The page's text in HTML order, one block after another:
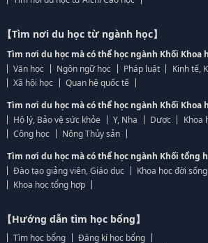
【Tìm nơi du học từ ngành học】
Tìm nơi du học mà có thể học ngành Khối Khoa
Văn học
Ngôn ngữ học Pháp luật
Kinh tế,
Xã hội học
Quan hệ quốc tế
Tìm nơi du học mà có thể học ngành Khối Khoa
Hộ lý, Bảo vệ sức khỏe
Y, Nha Dược
Khoa
Công học
Nông Thủy sản
Tìm nơi du học mà có thể học ngành Khối tổng
Đào tạo giảng viên, Giáo dục
Khoa học đời sống
Khoa học tổng hợp
【Hướng dẫn tìm học bổng】
Tìm học bổng
Đăng kí học bổng